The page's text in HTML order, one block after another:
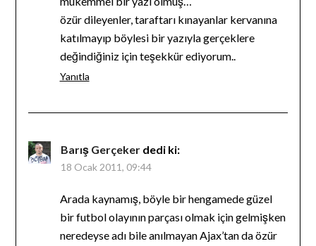
özür dileyenler, taraftarı kınayanlar kervanına
katılmayıp böylesi bir yazıyla gerçeklere
değindiğiniz için teşekkür ediyorum..
Yanıtla
Barış Gerçeker dedi ki:
18 Ocak 2011, 09:44
Arada kaynamış, böyle bir hengamede güzel
bir futbol olayının parçası olmak için gelmişken
neredeyse adı bile anılmayan Ajax’tan da özür